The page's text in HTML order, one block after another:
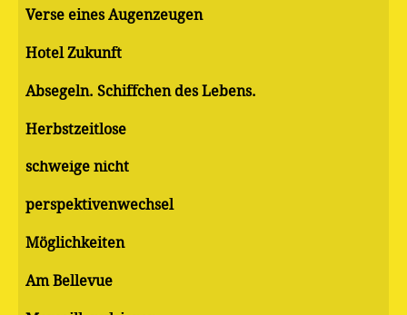
Verse eines Augenzeugen
Hotel Zukunft
Absegeln. Schiffchen des Lebens.
Herbstzeitlose
schweige nicht
perspektivenwechsel
Möglichkeiten
Am Bellevue